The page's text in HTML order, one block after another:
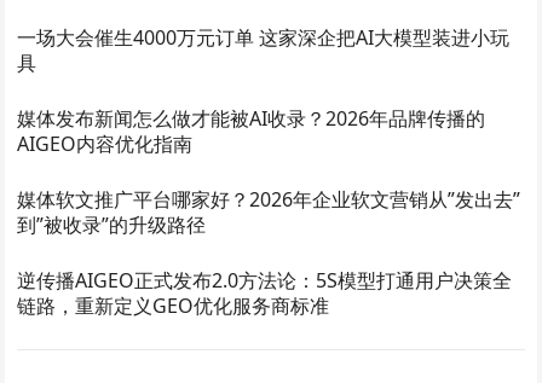
一场大会催生4000万元订单 这家深企把AI大模型装进小玩
具
媒体发布新闻怎么做才能被AI收录？2026年品牌传播的
AIGEO内容优化指南
媒体软文推广平台哪家好？2026年企业软文营销从”发出去”
到”被收录”的升级路径
逆传播AIGEO正式发布2.0方法论：5S模型打通用户决策全
链路，重新定义GEO优化服务商标准